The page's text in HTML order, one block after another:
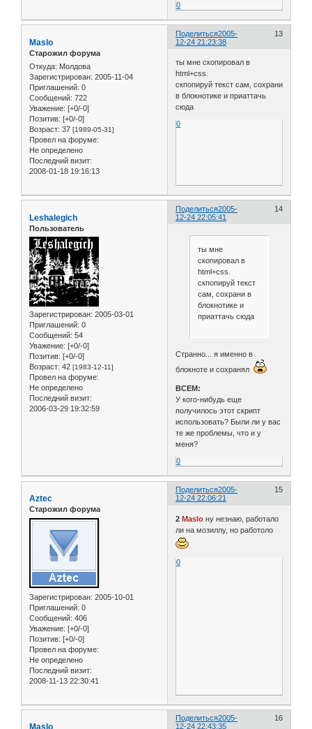
0
Поделиться 13
2005-
12-24 21:23:38
Maslo
Старожил форума
Откуда: Молдова
Зарегистрирован: 2005-11-04
Приглашений: 0
Сообщений: 722
Уважение: [+0/-0]
Позитив: [+0/-0]
Возраст: 37 [1989-05-31]
Провел на форуме:
Не определено
Последний визит:
2008-01-18 19:16:13
ты мне скопировал в
html+css.
скпопируй текст сам, сохрани
в блокнотике и приаттачь
сюда
0
Поделиться 14
2005-
12-24 22:05:41
Leshalegich
Пользователь
Зарегистрирован: 2005-03-01
Приглашений: 0
Сообщений: 54
Уважение: [+0/-0]
Позитив: [+0/-0]
Возраст: 42 [1983-12-11]
Провел на форуме:
Не определено
Последний визит:
2006-03-29 19:32:59
ты мне
скопировал в
html+css.
скпопируй текст
сам, сохрани в
блокнотике и
приаттачь сюда
Странно... я именно в
блокноте и сохранял
ВСЕМ:
У кого-нибудь еще
получилось этот скрипт
использовать? Были ли у вас
те же проблемы, что и у
меня?
0
Поделиться 15
2005-
12-24 22:06:21
Aztec
Старожил форума
Зарегистрирован: 2005-10-01
Приглашений: 0
Сообщений: 406
Уважение: [+0/-0]
Позитив: [+0/-0]
Провел на форуме:
Не определено
Последний визит:
2008-11-13 22:30:41
2Maslo ну незнаю, работало
ли на мозиллу, но работоло
0
Поделиться 16
2005-
12-24 22:43:35